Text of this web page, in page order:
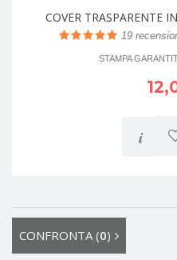
COVER TRASPARENTE
19
STAMPA
i
CONFRONTA (0)